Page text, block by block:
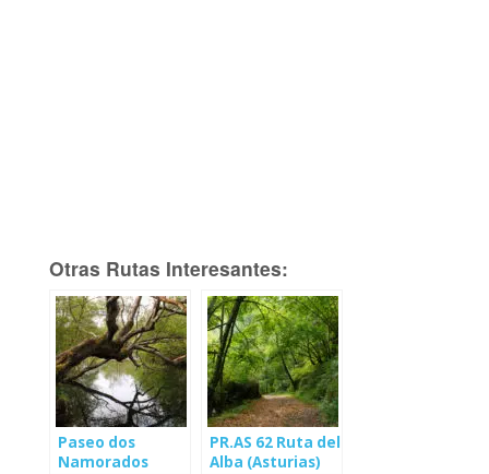
Otras Rutas Interesantes:
Paseo dos
Namorados
PR.AS 62 Ruta del
Alba (Asturias)